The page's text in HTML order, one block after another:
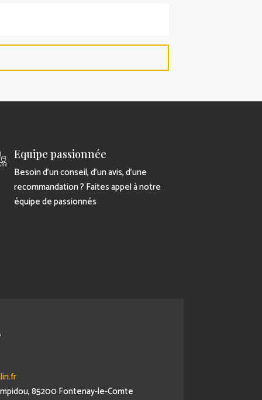
Equipe passionnée
Besoin d’un conseil, d’un avis, d’une
recommandation ? Faites appel à notre
équipe de passionnés
85200 Fontenay-le-Comte